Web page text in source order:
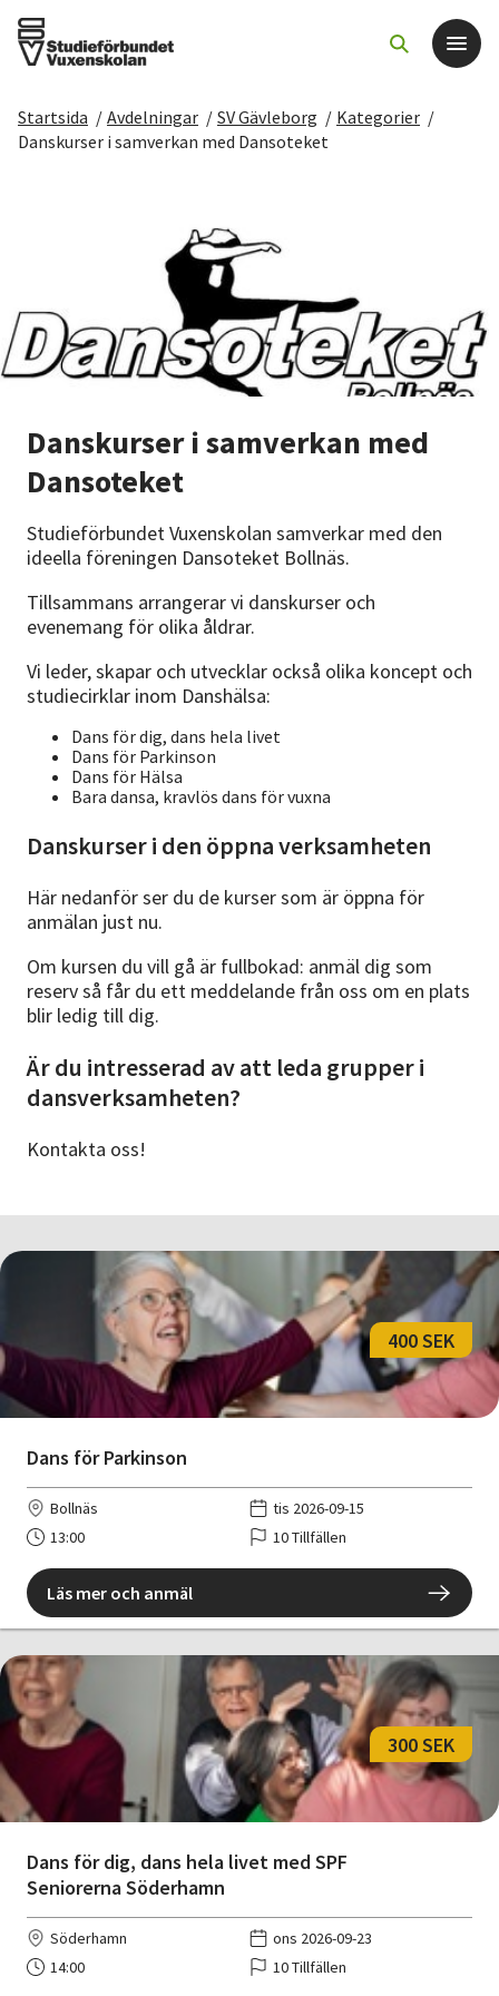
Det här gör vi
Sök kurser och evenemang
Om SV
Cirkelledare
Avdelningar
Lyssna
Startsida / Avdelningar / SV Gävleborg / Kategorier /
Danskurser i samverkan med Dansoteket
Danskurser i samverkan med
Dansoteket
Studieförbundet Vuxenskolan samverkar med den
ideella föreningen Dansoteket Bollnäs.
Tillsammans arrangerar vi danskurser och
evenemang för olika åldrar.
Vi leder, skapar och utvecklar också olika koncept och
studiecirklar inom Danshälsa:
Dans för dig, dans hela livet
Dans för Parkinson
Dans för Hälsa
Bara dansa, kravlös dans för vuxna
Danskurser i den öppna verksamheten
Här nedanför ser du de kurser som är öppna för
anmälan just nu.
Om kursen du vill gå är fullbokad: anmäl dig som
reserv så får du ett meddelande från oss om en plats
blir ledig till dig.
Är du intresserad av att leda grupper i
dansverksamheten?
Kontakta oss!
Dans för Parkinson
400 SEK
Bollnäs
tis 2026-09-15
13:00
10 Tillfällen
Läs mer och anmäl
Dans för dig, dans hela livet med SPF
Seniorerna Söderhamn
300 SEK
Söderhamn
ons 2026-09-23
14:00
10 Tillfällen